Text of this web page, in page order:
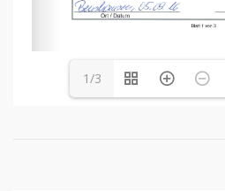
1/3